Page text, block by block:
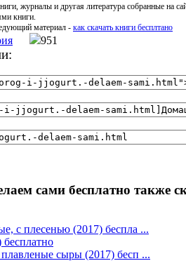
журналы и другая литература собранные на
книги.
материал - как скачать книги бесплтано
951
сами бесплатно также
с плесенью (2017) беспла ...
сыры (2017) бесп ...